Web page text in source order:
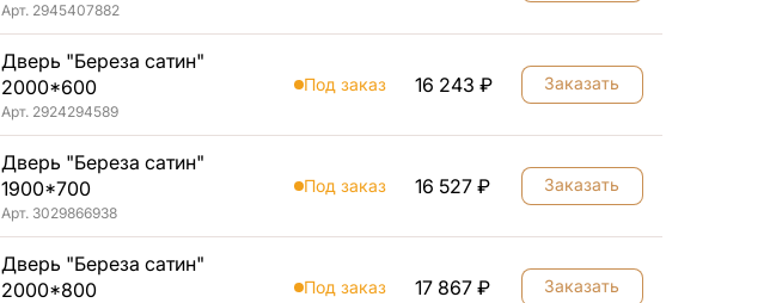
Арт. 2945407882
Дверь "Береза сатин"
2000*600
Арт. 2924294589
Под заказ 16 243 ₽ Заказать
Дверь "Береза сатин"
1900*700
Арт. 3029866938
Под заказ 16 527 ₽ Заказать
Дверь "Береза сатин"
2000*800
Под заказ 17 867 ₽ Заказать